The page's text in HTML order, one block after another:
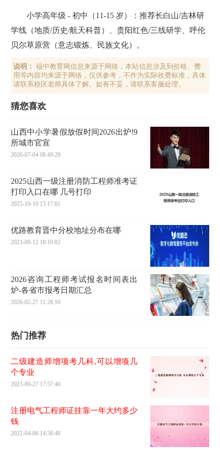
‌小学高年级 - 初中（11-15 岁）‌：推荐‌长白山/吉林研
学线‌（地质/历史/航天科普）、‌贵阳红色/三线研学‌、‌呼伦
贝尔草原营‌（意志锻炼、民族文化）。
说明：
福中教育网信息来源于网络，本站信息涉及到价格、费
用等内容均来源于网络，仅供参考，不作为实际收费标准，具体
请联系校区老师具体了解。如有不妥，请联系客服处理。
猜您喜欢
山西中小学暑假放假时间2026出炉!9
所城市官宣
2026-07-04 08:49:28
2025山西一级注册消防工程师准考证
打印入口在哪 几号打印
2025-10-10 15:17:01
优路教育晋中分校地址分布在哪
2023-09-12 18:16:02
2026咨询工程师考试报名时间表出
炉-各省市报考日期汇总
2026-02-27 11:28:10
热门推荐
二级建造师增项考几科,可以增项几
个专业
2023-09-27 17:57:40
注册电气工程师证挂靠一年大约多少
钱
2022-04-06 14:58:48